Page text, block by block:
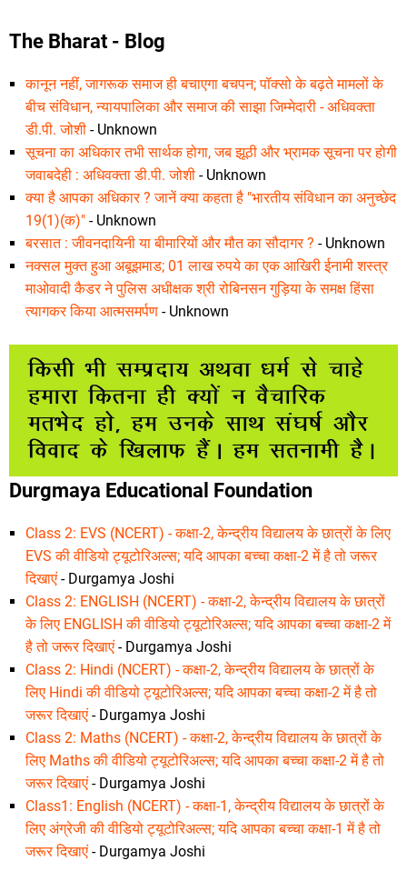
The Bharat - Blog
कानून नहीं, जागरूक समाज ही बचाएगा बचपन; पॉक्सो के बढ़ते मामलों के
बीच संविधान, न्यायपालिका और समाज की साझा जिम्मेदारी - अधिवक्ता
डी.पी. जोशी - Unknown
सूचना का अधिकार तभी सार्थक होगा, जब झूठी और भ्रामक सूचना पर होगी
जवाबदेही : अधिवक्ता डी.पी. जोशी - Unknown
क्या है आपका अधिकार ? जानें क्या कहता है "भारतीय संविधान का अनुच्छेद
19(1)(क)" - Unknown
बरसात : जीवनदायिनी या बीमारियों और मौत का सौदागर ? - Unknown
नक्सल मुक्त हुआ अबूझमाड; 01 लाख रुपये का एक आखिरी ईनामी शस्त्र
माओवादी कैडर ने पुलिस अधीक्षक श्री रोबिनसन गुड़िया के समक्ष हिंसा
त्यागकर किया आत्मसमर्पण - Unknown
Durgmaya Educational Foundation
Class 2: EVS (NCERT) - कक्षा-2, केन्द्रीय विद्यालय के छात्रों के लिए
EVS की वीडियो ट्यूटोरिअल्स; यदि आपका बच्चा कक्षा-2 में है तो जरूर
दिखाएं- Durgamya Joshi
Class 2: ENGLISH (NCERT) - कक्षा-2, केन्द्रीय विद्यालय के छात्रों
के लिए ENGLISH की वीडियो ट्यूटोरिअल्स; यदि आपका बच्चा कक्षा-2 में
है तो जरूर दिखाएं- Durgamya Joshi
Class 2: Hindi (NCERT) - कक्षा-2, केन्द्रीय विद्यालय के छात्रों के
लिए Hindi की वीडियो ट्यूटोरिअल्स; यदि आपका बच्चा कक्षा-2 में है तो
जरूर दिखाएं- Durgamya Joshi
Class 2: Maths (NCERT) - कक्षा-2, केन्द्रीय विद्यालय के छात्रों के
लिए Maths की वीडियो ट्यूटोरिअल्स; यदि आपका बच्चा कक्षा-2 में है तो
जरूर दिखाएं- Durgamya Joshi
Class1: English (NCERT) - कक्षा-1, केन्द्रीय विद्यालय के छात्रों के
लिए अंग्रेजी की वीडियो ट्यूटोरिअल्स; यदि आपका बच्चा कक्षा-1 में है तो
जरूर दिखाएं- Durgamya Joshi